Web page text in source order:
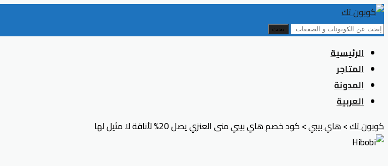
بحث
Skip
content
الرئيسية
المتاجر
المدونة
العربية
كوبون تك>هاي بيبي>كود خصم هاي بيبي منى العنزي يصل 20% لأناقة لا مثيل لها